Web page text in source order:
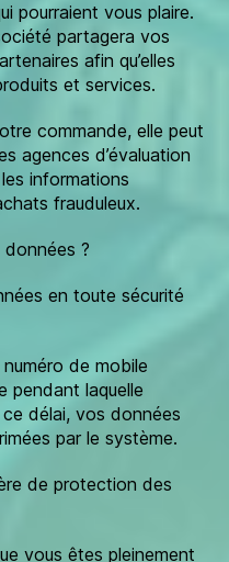
pourraient vous plaire.
partagera vos
afin qu’elles
et services.
commande, elle peut
agences d’évaluation
informations
frauduleux.
?
en toute sécurité
de mobile
pendant laquelle
délai, vos données
par le système.
de protection des
vous êtes pleinement